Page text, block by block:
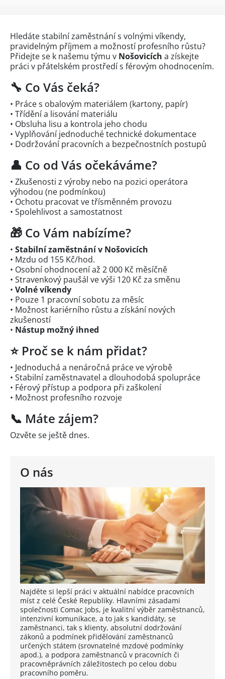
O nás
Najděte si lepší práci v aktuální nabídce pracovních
míst z celé České Republiky. Hlavními zásadami
společnosti Comac Jobs, je kvalitní výběr zaměstnanců,
intenzivní komunikace, a to jak s kandidáty, se
zaměstnanci, tak s klienty, absolutní dodržování
zákonů a podmínek přidělování zaměstnanců
určených státem (srovnatelné mzdové podmínky
apod.), a podpora zaměstnanců v pracovních či
pracovněprávních záležitostech po celou dobu
pracovního poměru.
Hledáte stabilní zaměstnání s volnými víkendy,
pravidelným příjmem a možností profesního růstu?
Přidejte se k našemu týmu v Nošovicích a získejte
práci v přátelském prostředí s férovým ohodnocením.
🔧 Co Vás čeká?
• Práce s obalovým materiálem (kartony, papír)
• Třídění a lisování materiálu
• Obsluha lisu a kontrola jeho chodu
• Vyplňování jednoduché technické dokumentace
• Dodržování pracovních a bezpečnostních postupů
👤 Co od Vás očekáváme?
• Zkušenosti z výroby nebo na pozici operátora
výhodou (ne podmínkou)
• Ochotu pracovat ve třísměnném provozu
• Spolehlivost a samostatnost
🎁 Co Vám nabízíme?
• Stabilní zaměstnání v Nošovicích
• Mzdu od 155 Kč/hod.
• Osobní ohodnocení až 2 000 Kč měsíčně
• Stravenkový paušál ve výši 120 Kč za směnu
• Volné víkendy
• Pouze 1 pracovní sobotu za měsíc
• Možnost kariérního růstu a získání nových
zkušeností
• Nástup možný ihned
⭐ Proč se k nám přidat?
• Jednoduchá a nenáročná práce ve výrobě
• Stabilní zaměstnavatel a dlouhodobá spolupráce
• Férový přístup a podpora při zaškolení
• Možnost profesního rozvoje
📞 Máte zájem?
Ozvěte se ještě dnes.